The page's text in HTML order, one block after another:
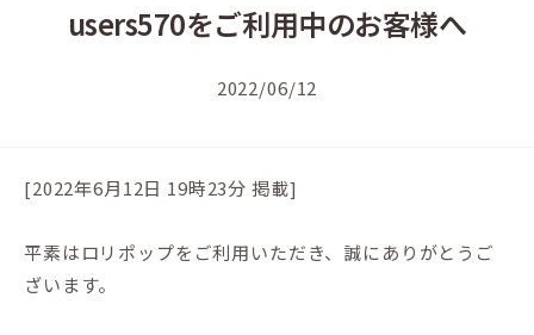
users570をご利用中のお客様へ
2022/06/12
[2022年6月12日 19時23分 掲載]
平素はロリポップをご利用いただき、誠にありがとうご
ざいます。